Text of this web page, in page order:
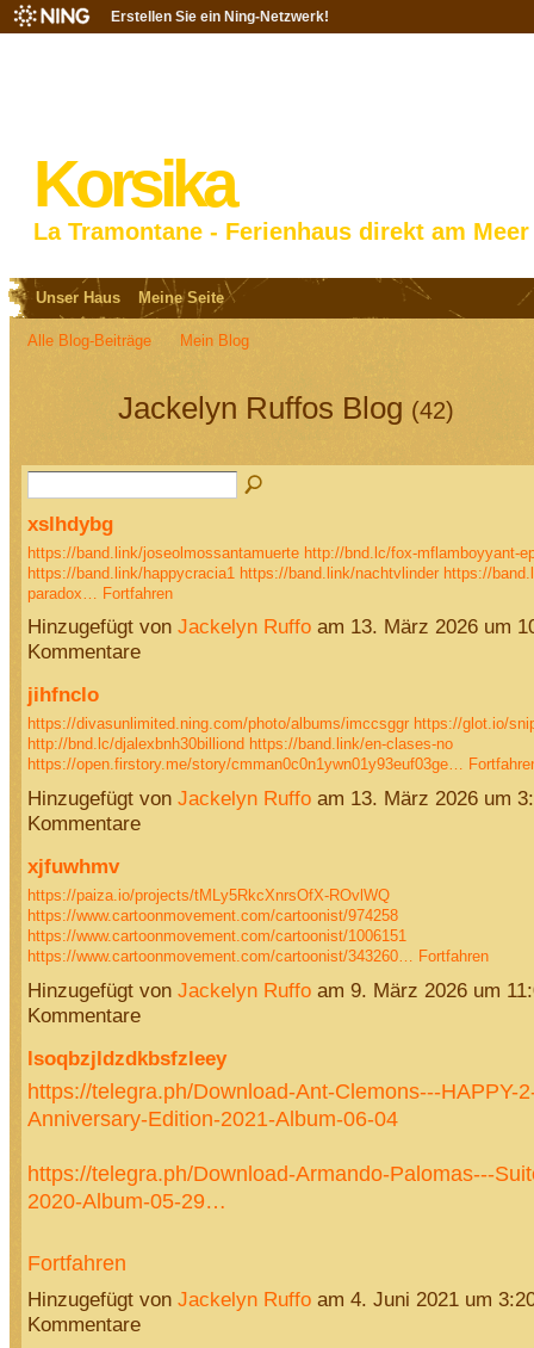
Erstellen Sie ein Ning-Netzwerk!
Korsika
La Tramontane - Ferienhaus direkt am Meer
Unser Haus Meine Seite
Alle Blog-Beiträge Mein Blog
Jackelyn Ruffos Blog (42)
xslhdybg
https://band.link/joseolmossantamuerte http://bnd.lc/fox-mflamboyyant-
https://band.link/happycracia1 https://band.link/nachtvlinder https://
paradox…
Fortfahren
Hinzugefügt von Jackelyn Ruffoam 13. März 2026 um
Kommentare
jihfnclo
https://divasunlimited.ning.com/photo/albums/imccsggr https://glot.io/
http://bnd.lc/djalexbnh30billiond https://band.link/en-clases-no
https://open.firstory.me/story/cmman0c0n1ywn01y93euf03ge…
Hinzugefügt von Jackelyn Ruffoam 13. März 2026 um
Kommentare
xjfuwhmv
https://paiza.io/projects/tMLy5RkcXnrsOfX-ROvlWQ
https://www.cartoonmovement.com/cartoonist/974258
https://www.cartoonmovement.com/cartoonist/1006151
https://www.cartoonmovement.com/cartoonist/343260… Fortfahren
Hinzugefügt von Jackelyn Ruffoam 9. März 2026 um
Kommentare
lsoqbzjldzdkbsfzleey
https://telegra.ph/Download-Ant-Clemons---HAPPY-
Anniversary-Edition-2021-Album-06-04
https://telegra.ph/Download-Armando-Palomas---
2020-Album-05-29…
Fortfahren
Hinzugefügt von Jackelyn Ruffoam 4. Juni 2021 um
Kommentare